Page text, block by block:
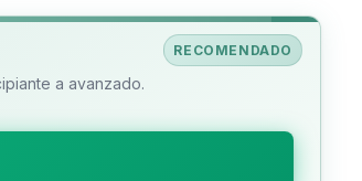
RECOMENDADO
a avanzado.